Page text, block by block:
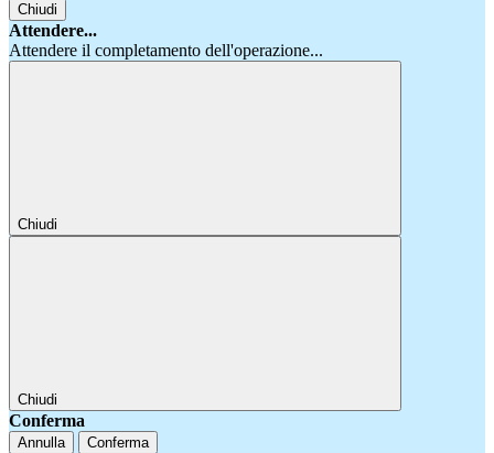
Chiudi
Attendere...
Attendere il completamento dell'operazione...
Chiudi
Chiudi
Conferma
Annulla Conferma